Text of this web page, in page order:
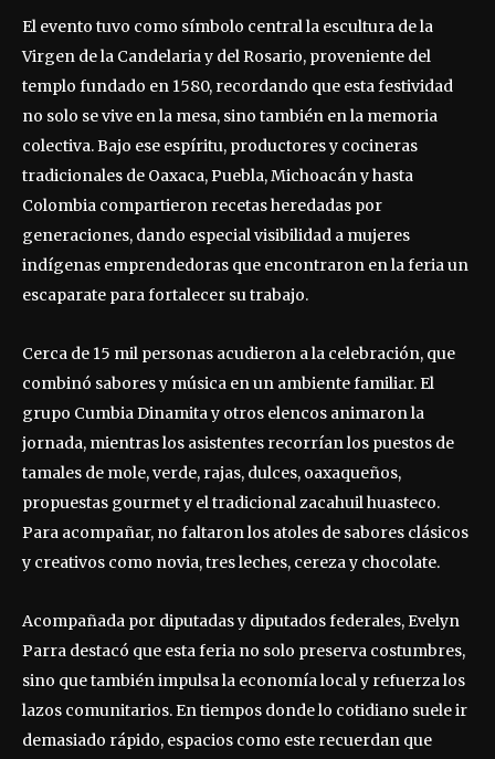
El evento tuvo como símbolo central la escultura de la
Virgen de la Candelaria y del Rosario, proveniente del
templo fundado en 1580, recordando que esta festividad
no solo se vive en la mesa, sino también en la memoria
colectiva. Bajo ese espíritu, productores y cocineras
tradicionales de Oaxaca, Puebla, Michoacán y hasta
Colombia compartieron recetas heredadas por
generaciones, dando especial visibilidad a mujeres
indígenas emprendedoras que encontraron en la feria un
escaparate para fortalecer su trabajo.
Cerca de 15 mil personas acudieron a la celebración, que
combinó sabores y música en un ambiente familiar. El
grupo Cumbia Dinamita y otros elencos animaron la
jornada, mientras los asistentes recorrían los puestos de
tamales de mole, verde, rajas, dulces, oaxaqueños,
propuestas gourmet y el tradicional zacahuil huasteco.
Para acompañar, no faltaron los atoles de sabores clásicos
y creativos como novia, tres leches, cereza y chocolate.
Acompañada por diputadas y diputados federales, Evelyn
Parra destacó que esta feria no solo preserva costumbres,
sino que también impulsa la economía local y refuerza los
lazos comunitarios. En tiempos donde lo cotidiano suele ir
demasiado rápido, espacios como este recuerdan que